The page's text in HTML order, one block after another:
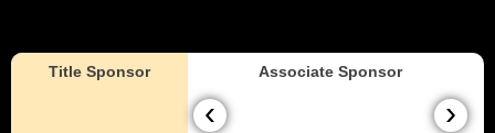
Title Sponsor
Co - Powered by Associate Sponsor
‹ ›